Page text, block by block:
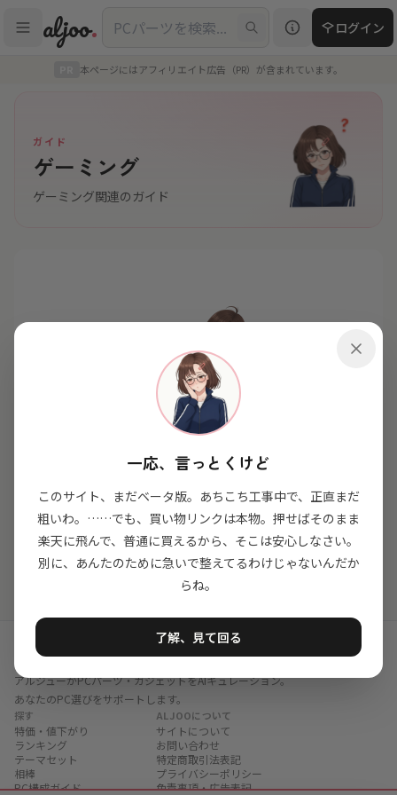
aljoo. ログイン
本ページにはアフィリエイト広告（PR）が含まれています。
ガイド
ゲーミング
ゲーミング関連のガイド
まだガイドがありません
ガイドはまだ書いてないんだけど…書く予定はあ
ホームに戻る
ALJOOアルジュー
アルジューがPCパーツ・ガジェットをAIキュレーション。
あなたのPC選びをサポートします。
探す
特価・値下がり
ランキング
テーマセット
相棒
PC構成ガイド
ALJOOについて
サイトについて
お問い合わせ
特定商取引法表記
プライバシーポリシー
免責事項・広告表記
一応、言っとくけど
このサイト、まだベータ版。あちこち工事中で、正直まだ
粗いわ。……でも、買い物リンクは本物。押せばそのまま
楽天に飛んで、普通に買えるから、そこは安心しなさい。
別に、あんたのために急いで整えてるわけじゃないんだか
らね。
了解、見て回る